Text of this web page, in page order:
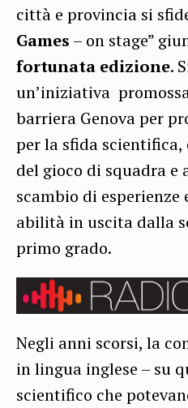
città e provincia si
Games – on stage”
fortunata edizione.
un’iniziativa
barriera Genova per
per la sfida
del gioco di squadra e
scambio di
abilità in uscita dalla
primo grado.
Negli anni scorsi, la
in lingua inglese – su
scientifico che